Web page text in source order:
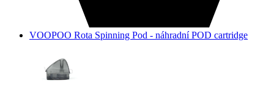
VOOPOO Rota Spinning Pod - náhradní POD cartridge